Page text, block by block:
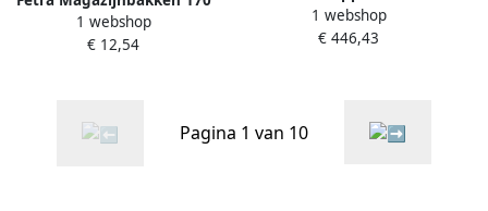
145 x 102 x 78 mm grijs
1 webshop
€ 12,54
steekwagen 11040
Luchtbanden 260 x 85 mm
1 webshop
€ 446,43
Pagina 1 van 10